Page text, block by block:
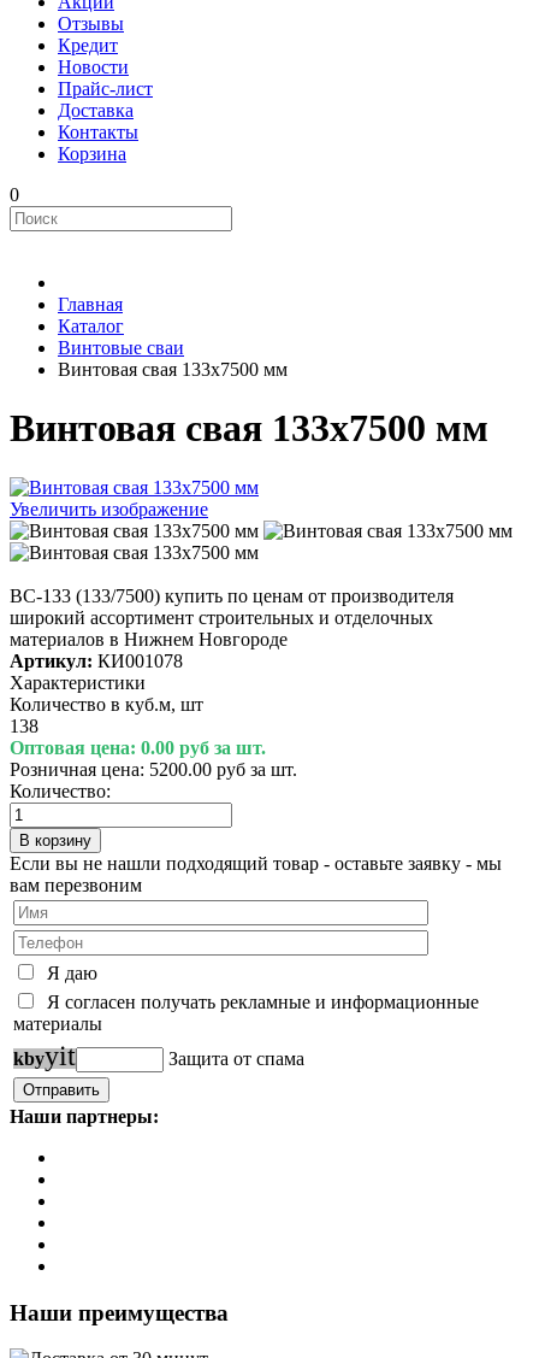
Отзывы
Кредит
Новости
Прайс-лист
Доставка
Контакты
Корзина
0
Главная
Каталог
Винтовые сваи
Винтовая свая 133x7500 мм
Винтовая свая 133x7500 мм
Увеличить изображение
ВС-133 (133/7500) купить по ценам от производителя
широкий ассортимент строительных и отделочных
материалов в Нижнем Новгороде
Артикул: КИ001078
Характеристики
Количество в куб.м, шт
138
Оптовая цена: 0.00 руб за шт.
Розничная цена: 5200.00 руб за шт.
Количество:
Если вы не нашли подходящий товар - оставьте заявку - мы
вам перезвоним
Я даю
Я согласен получать рекламные и информационные
материалы
kbyyit Защита от спама
Наши партнеры:
Наши преимущества